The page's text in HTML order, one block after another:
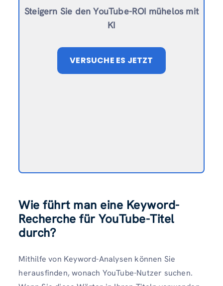
Steigern Sie den YouTube-ROI mühelos mit
KI
VERSUCHE ES JETZT
Wie führt man eine Keyword-
Recherche für YouTube-Titel
durch?
Mithilfe von Keyword-Analysen können Sie
herausfinden, wonach YouTube-Nutzer suchen.